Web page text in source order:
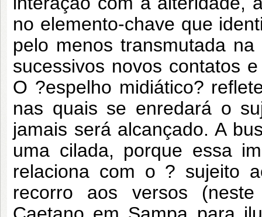
no elemento-chave que
pelo menos transmutada
sucessivos novos contatos
O ?espelho midiático?
nas quais se enredará o
jamais será alcançado. A
uma cilada, porque essa
relaciona com o ? sujeito
recorro aos versos